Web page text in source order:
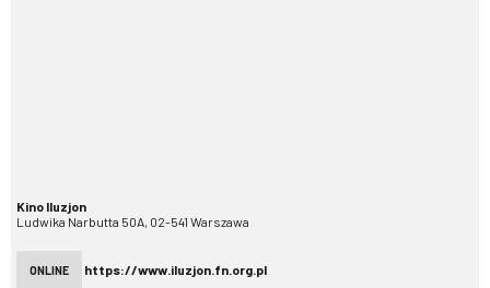
Kino Iluzjon
Ludwika Narbutta 50A, 02-541 Warszawa
ONLINE https://www.iluzjon.fn.org.pl